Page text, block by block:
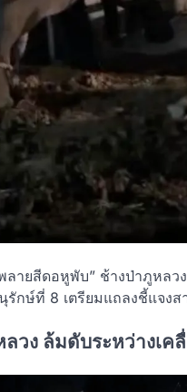
ายสีดอหูพับ” ช้างป่าภูหล
กษ์ที่ 8 เตรียมแถลงชี้แจง
วง ล้มดับระหว่างเค